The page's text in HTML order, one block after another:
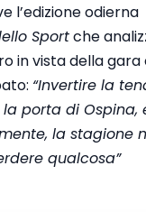
l’edizione odierna
Sportche
in vista della
“Invertire la
porta di Ospina,
la stagione
qualcosa”